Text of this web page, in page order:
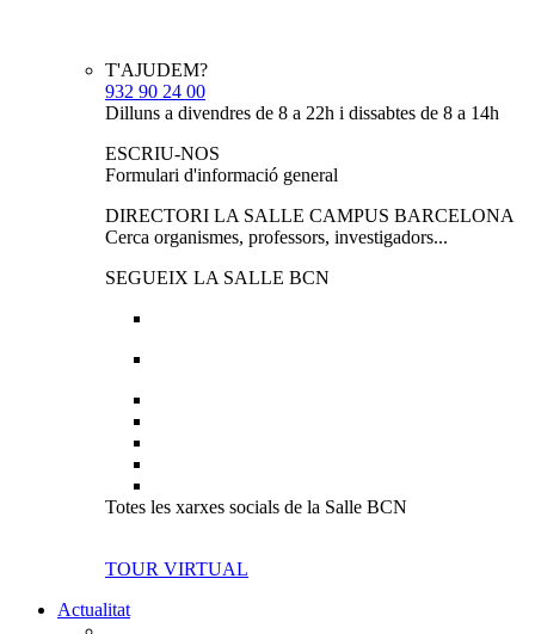
T'AJUDEM?
932 90 24 00
Dilluns a divendres de 8 a 22h i dissabtes de 8 a 14h
ESCRIU-NOS
Formulari d'informació general
DIRECTORI LA SALLE CAMPUS BARCELONA
Cerca organismes, professors, investigadors...
SEGUEIX LA SALLE BCN
Totes les xarxes socials de la Salle BCN
TOUR VIRTUAL
Actualitat